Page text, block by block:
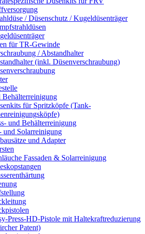
/ Düsenschutz / Kugeldüsenträger
für TR-Gewinde
/ Abstandhalter
(inkl. Düsenverschraubung)
Behälterreinigung
für Spritzköpfe (Tank-
und Behälterreinigung
und Solarreinigung
und Adapter
Fassaden & Solarreinigung
Press-HD-Pistole mit Haltekraftreduzierung
Patent)